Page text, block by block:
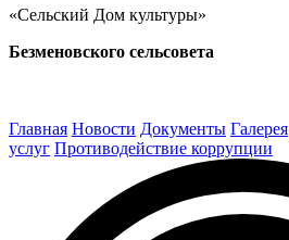
«Сельский Дом культуры»
Безменовского сельсовета
Главная Новости Документы Галерея
услуг Противодействие коррупции